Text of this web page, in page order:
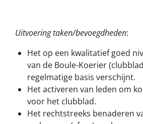
Uitvoering taken/bevoegdheden:
Het op een kwalitatief goed
van de Boule-Koerier
regelmatige basis verschijnt.
Het activeren van leden om
voor het clubblad.
Het rechtstreeks benaderen